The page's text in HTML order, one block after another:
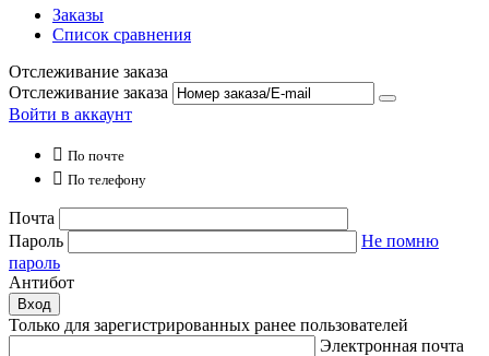
Заказы
Список сравнения
Отслеживание заказа
Отслеживание заказа
Войти в аккаунт
 По почте
 По телефону
Почта
Пароль
Не помню
пароль
Антибот
Вход
Только для зарегистрированных ранее пользователей
Электронная почта